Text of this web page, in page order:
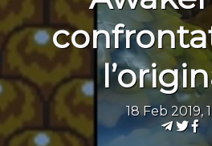
18 Feb 2019,